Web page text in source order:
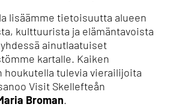
lisäämme tietoisuutta alueen
kulttuurista ja elämäntavoista
ainutlaatuiset
kartalle. Kaiken
houkutella tulevia vierailijoita
Visit Skellefteån
Broman.